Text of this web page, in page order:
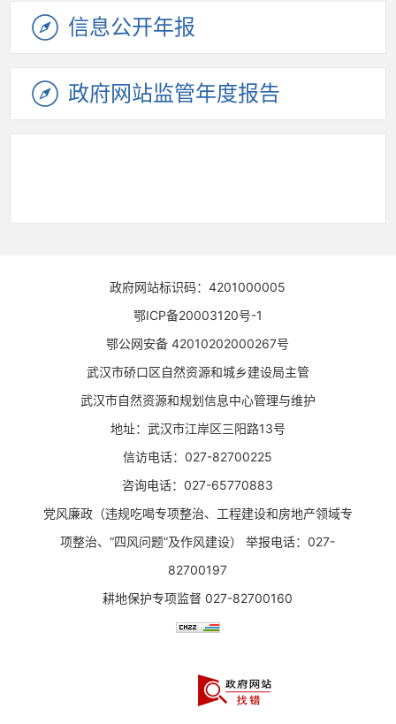
信息公开年报
政府网站监管年度报告
政府网站标识码：4201000005
鄂ICP备20003120号-1
鄂公网安备 42010202000267号
武汉市硚口区自然资源和城乡建设局主管
武汉市自然资源和规划信息中心管理与维护
地址：武汉市江岸区三阳路13号
信访电话：027-82700225
咨询电话：027-65770883
党风廉政（违规吃喝专项整治、工程建设和房地产领域专
项整治、“四风问题”及作风建设） 举报电话：027-
82700197
耕地保护专项监督 027-82700160